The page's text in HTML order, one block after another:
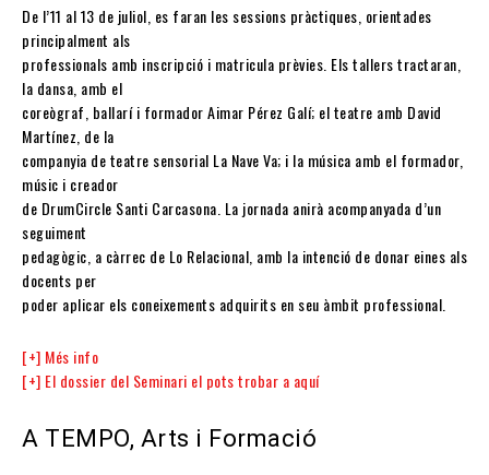
De l’11 al 13 de juliol, es faran les sessions pràctiques, orientades
principalment als
professionals amb inscripció i matricula prèvies. Els tallers tractaran,
la dansa, amb el
coreògraf, ballarí i formador Aimar Pérez Galí; el teatre amb David
Martínez, de la
companyia de teatre sensorial La Nave Va; i la música amb el formador,
músic i creador
de DrumCircle Santi Carcasona. La jornada anirà acompanyada d’un
seguiment
pedagògic, a càrrec de Lo Relacional, amb la intenció de donar eines als
docents per
poder aplicar els coneixements adquirits en seu àmbit professional.
[+] Més info
[+] El dossier del Seminari el pots trobar a aquí
A TEMPO, Arts i Formació